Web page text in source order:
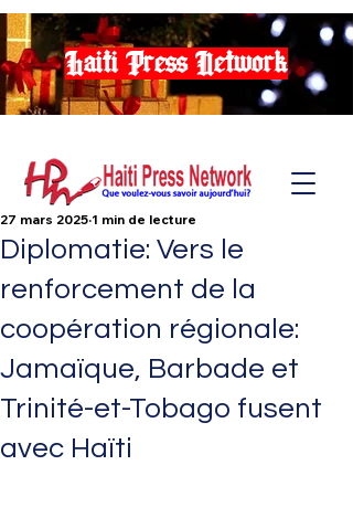
Haiti Press Network
Diplomatie: Vers le
renforcement de la
coopération régionale:
Jamaïque, Barbade et
Trinité-et-Tobago fusent
avec Haïti
27 mars 2025 1 min de lecture